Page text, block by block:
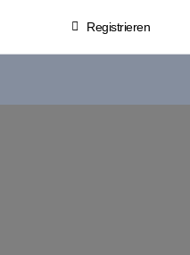
Registrieren